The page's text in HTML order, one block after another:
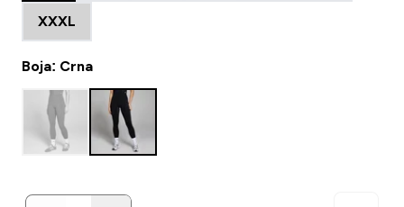
XXXL
Boja: Crna